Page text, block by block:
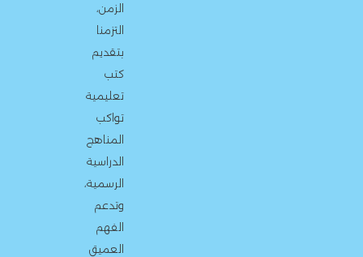
الزمن،
التزمنا
بتقديم
كتب
تعليمية
تواكب
المناهج
الدراسية
الرسمية،
وتدعم
الفهم
العميق